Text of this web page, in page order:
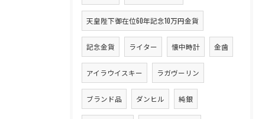
天皇陛下御在位60年記念10万円金貨
記念金貨 ライター 懐中時計 金歯
アイラウイスキー ラガヴーリン
ブランド品 ダンヒル 純銀